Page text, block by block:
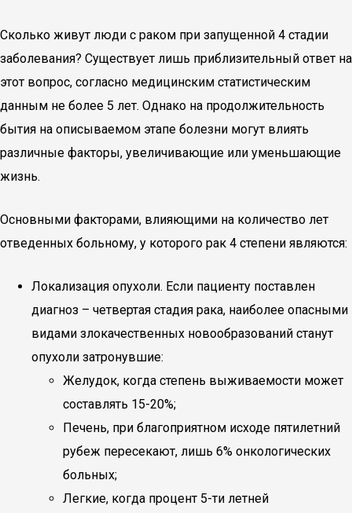
Сколько живут люди с раком при запущенной 4 стадии
заболевания? Существует лишь приблизительный ответ на
этот вопрос, согласно медицинским статистическим
данным не более 5 лет. Однако на продолжительность
бытия на описываемом этапе болезни могут влиять
различные факторы, увеличивающие или уменьшающие
жизнь.
Основными факторами, влияющими на количество лет
отведенных больному, у которого рак 4 степени являются:
Локализация опухоли. Если пациенту поставлен
диагноз – четвертая стадия рака, наиболее опасными
видами злокачественных новообразований станут
опухоли затронувшие:
Желудок, когда степень выживаемости может
составлять 15-20%;
Печень, при благоприятном исходе пятилетний
рубеж пересекают, лишь 6% онкологических
больных;
Легкие, когда процент 5-ти летней